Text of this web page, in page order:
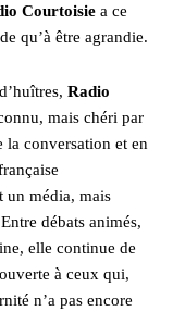
Courtoisie a ce
qu’à être agrandie.
Radio
mais chéri par
conversation et en
un média, mais
débats animés,
elle continue de
à ceux qui,
n’a pas encore